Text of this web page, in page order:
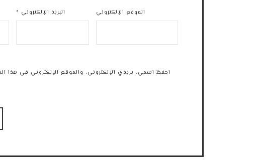
البريد الإلكتروني * الموقع الإلكتروني
احفظ اسمي، بريدي الإلكتروني، والموقع الإلكتروني في هذا